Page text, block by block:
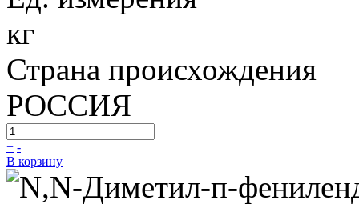
кг
Страна происхождения
РОССИЯ
+ -
В корзину